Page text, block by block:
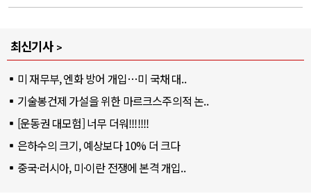
최신기사
미 재무부, 엔화 방어 개입…미 국채 대..
기술봉건제 가설을 위한 마르크스주의적 논..
[운동권 대모험] 너무 더워!!!!!!!
은하수의 크기, 예상보다 10% 더 크다
중국·러시아, 미·이란 전쟁에 본격 개입..